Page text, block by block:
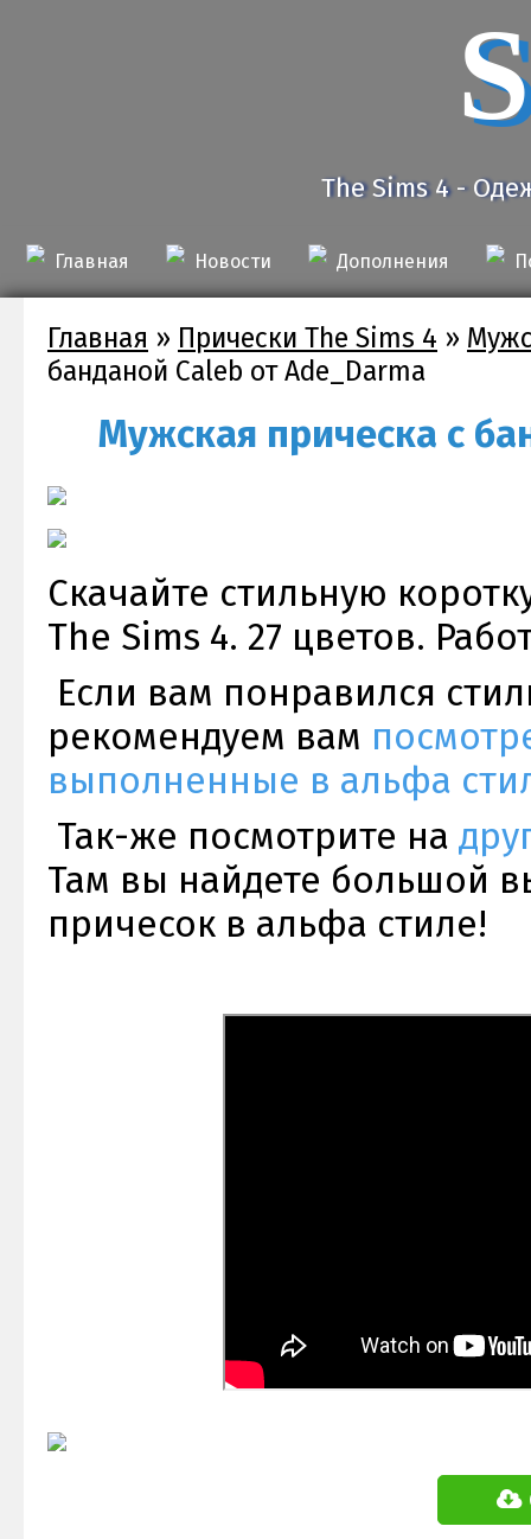
The Sims 4 -
Главная Новости Дополнения
Главная » Прически The Sims 4 »
банданой Caleb от Ade_Darma
Мужская прическа с
Скачайте стильную
The Sims 4. 27 цветов.
Если вам понравился
рекомендуем вам
выполненные в альфа
Так-же посмотрите на
Там вы найдете большой
причесок в альфа стиле!